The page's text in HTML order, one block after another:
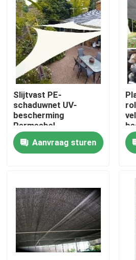
Over ons
Kwaliteitscontrole
Contacteer ons
Vraag een offerte aan
Magnetisch
Venster Fly Screen
PE Netto Schaduw
Slijtvast PE-
schaduwnet UV-
bescherming
Permeabel
schaduwnet voor de
landbouwAanvraag sturen